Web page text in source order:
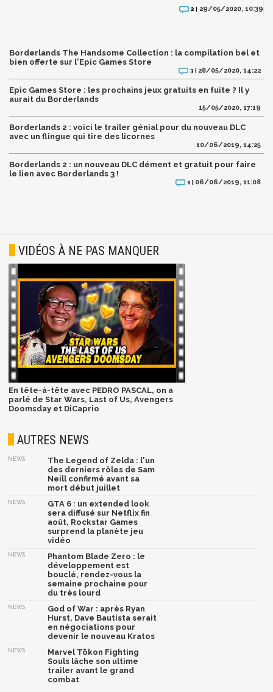
2 | 29/05/2020, 10:39
Borderlands The Handsome Collection : la compilation bel et
bien offerte sur l'Epic Games Store
3 | 28/05/2020, 14:22
Epic Games Store : les prochains jeux gratuits en fuite ? Il y
aurait du Borderlands
15/05/2020, 17:19
Borderlands 2 : voici le trailer génial pour du nouveau DLC
avec un flingue qui tire des licornes
10/06/2019, 14:25
Borderlands 2 : un nouveau DLC dément et gratuit pour faire
le lien avec Borderlands 3 !
1 | 06/06/2019, 11:08
VIDÉOS À NE PAS MANQUER
En tête-à-tête avec PEDRO PASCAL, on a
parlé de Star Wars, Last of Us, Avengers
Doomsday et DiCaprio
AUTRES NEWS
NEWS
The Legend of Zelda : l'un
des derniers rôles de Sam
Neill confirmé avant sa
mort début juillet
NEWS
GTA 6 : un extended look
sera diffusé sur Netflix fin
août, Rockstar Games
surprend la planète jeu
vidéo
NEWS
Phantom Blade Zero : le
développement est
bouclé, rendez-vous la
semaine prochaine pour
du très lourd
NEWS
God of War : après Ryan
Hurst, Dave Bautista serait
en négociations pour
devenir le nouveau Kratos
NEWS
Marvel Tōkon Fighting
Souls lâche son ultime
trailer avant le grand
combat